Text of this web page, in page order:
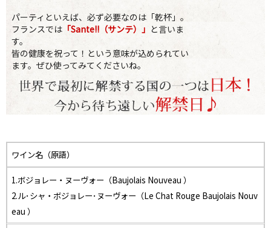
パーティといえば、必ず必要なのは「乾杯」。
フランスでは「Sante!!（サンテ）」 と言いま
す。
皆の健康を祝って！という意味が込められてい
ます。ぜひ使ってみてくださいね。
ワイン名（原語）
1.ボジョレー・ヌーヴォー（Baujolais Nouveau ）
2.ル･シャ・ボジョレー･ヌーヴォー（Le Chat Rouge Baujolais Nouv
eau ）